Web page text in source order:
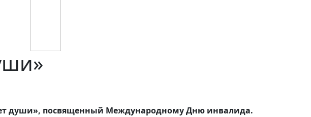
души», посвященный Международному Дню инвалида.